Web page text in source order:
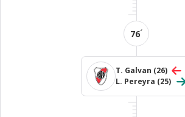
76´
T. Galvan (26)
L. Pereyra (25)